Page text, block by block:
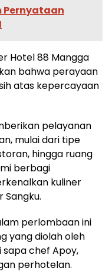
Pernyataan
Hotel 88 Mangga
bahwa perayaan
atas kepercayaan
pelayanan
mulai dari tipe
hingga ruang
berbagi
kuliner
Sangku.
perlombaan ini
yang diolah oleh
sapa chef Apoy,
perhotelan.